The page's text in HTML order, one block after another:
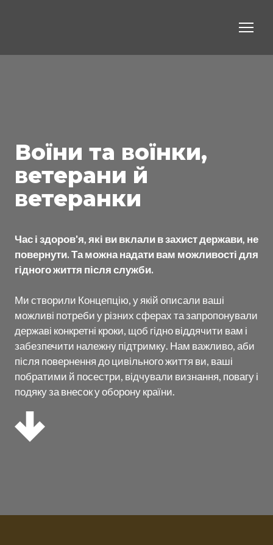
Воїни та воїнки,
ветерани й
ветеранки
Час і здоров'я, які ви вклали в захист держави, не
повернути. Та можна надати вам можливості для
гідного життя після служби.
Ми створили Концепцію, у якій описали ваші
можливі потреби у різних сферах та запропонували
державі конкретні кроки, щоб гідно віддячити вам і
забезпечити належну підтримку. Нам важливо, аби
після повернення до цивільного життя ви, ваші
побратими й посестри, відчували визнання, повагу і
подяку за внесок у оборону країни.